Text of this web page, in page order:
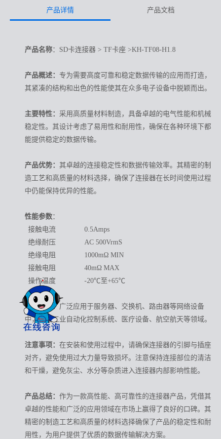
产品详情 产品文档
产品名称：SD卡连接器 > TF卡座 >KH-TF08-H1.8
产品概述： 专为需要高度可靠和稳定数据传输的应用而打造，
其紧凑的结构和出色的性能使其在众多电子设备中脱颖而出。
主要特性： 采用高质量材料制造，具备卓越的电气性能和机械
稳定性。其设计考虑了易用性和耐用性，确保在各种环境下都
能提供稳定的数据传输。
产品优势： 其卓越的连接稳定性和数据传输效率。其精密的制
造工艺和高质量的材料选择，确保了连接器在长时间使用过程
中仍能保持优异的性能。
性能参数：
接触电流
0.5Amps
绝缘耐压
AC 500VrmS
绝缘电阻
1000mΩ MIN
接触电阻
40mΩ MAX
操作温度
-20℃ 至+65℃
应用领域： 广泛应用于服务器、交换机、路由器等网络设备
中，以及工业自动化控制系统、医疗设备、航空航天等领域。
注意事项： 在安装和使用过程中，请确保连接器的引脚与插座
对齐，避免使用过大力量导致损坏。注意保持连接部位的清洁
和干燥，避免灰尘、水分等杂质进入连接器内部影响性能。
产品总结： 作为一款高性能、高可靠性的连接器产品，凭借其
卓越的性能和广泛的应用领域在市场上赢得了良好的口碑。其
精密的制造工艺和高质量的材料选择确保了产品的稳定性和耐
用性，为用户提供了优质的数据传输解决方案。